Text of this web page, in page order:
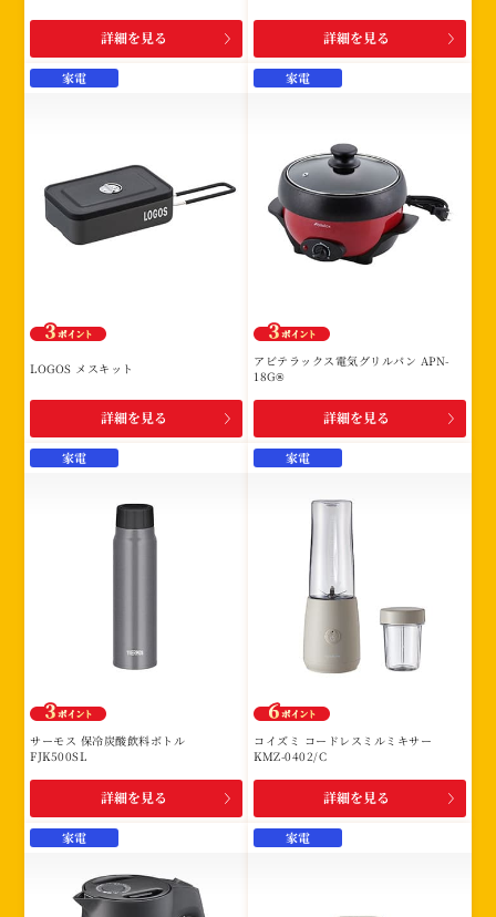
詳細を見る 詳細を見る
家電
LOGOS メスキット
詳細を見る
家電
アビテラックス電気グリルパン APN-
18G®
詳細を見る
家電
サーモス 保冷炭酸飲料ボトル
FJK500SL
詳細を見る
家電
コイズミ コードレスミルミキサー
KMZ-0402/C
詳細を見る
家電 家電